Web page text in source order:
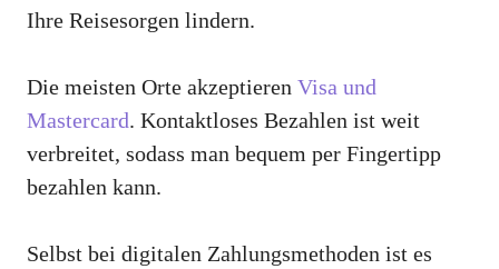
Ihre Reisesorgen lindern.
Die meisten Orte akzeptieren Visa und
Mastercard. Kontaktloses Bezahlen ist weit
verbreitet, sodass man bequem per Fingertipp
bezahlen kann.
Selbst bei digitalen Zahlungsmethoden ist es